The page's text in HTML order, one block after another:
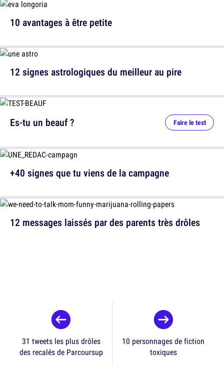
10 avantages à être petite
12 signes astrologiques du meilleur au pire
12 messages laissés par des parents très drôles
Es-tu un beauf ? Faire le test
+40 signes que tu viens de la campagne
31 tweets les plus drôles
des recalés de Parcoursup
10 personnages de fiction
toxiques